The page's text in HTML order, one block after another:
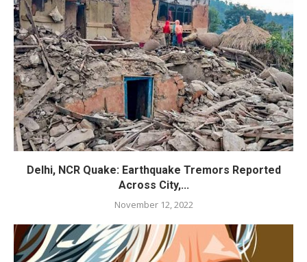
Delhi, NCR Quake: Earthquake Tremors Reported
Across City,...
November 12, 2022